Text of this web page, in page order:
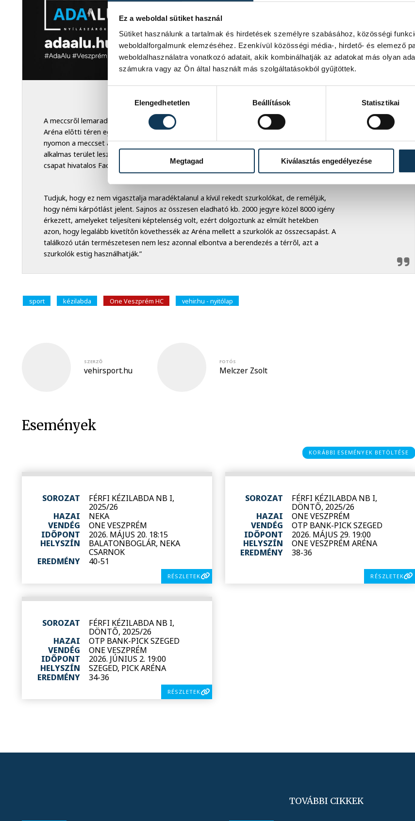
Ez a weboldal sütiket használ
Sütiket használunk a tartalmak és hirdetések személyre szabásához, közösségi
weboldalforgalmunk elemzéséhez. Ezenkívül közösségi média-, hirdető- és elemező
weboldalhasználatra vonatkozó adatait, akik kombinálhatják az adatokat más olyan
számukra vagy az Ön által használt más szolgáltatásokból gyűjtöttek.
Elengedhetetlen
Beállítások Statisztikai
Megtagad Kiválasztás engedélyezése
A meccsről lemaradó szurkolóknak kárpótlást jelenthet, hogy a Telekom segítségével az
Aréna előtti téren egy hatalmas méretű kivetítőn (természetesen ingyenesen) követhetik
nyomon a meccset az érdeklődők. A kivetítő előtt 500 néző (ülőhely) befogadására
alkalmas terület lesz sörpadokkal berendezve! A részletekkel hamarosan jelentkezünk a
csapat hivatalos Facebook oldalán (program stb.).
Tudjuk, hogy ez nem vigasztalja maradéktalanul a kívül rekedt szurkolókat, de reméljük,
hogy némi kárpótlást jelent. Sajnos az összesen eladható kb. 2000 jegyre közel 8000 igény
érkezett, amelyeket teljesíteni képtelenség volt, ezért dolgoztunk az elmúlt hetekben
azon, hogy legalább kivetítőn követhessék az Aréna mellett a szurkolók az összecsapást. A
találkozó után természetesen nem lesz azonnal elbontva a berendezés a térről, azt a
szurkolók estig használhatják.”
sport kézilabda One Veszprém HC vehir.hu - nyitólap
SZERZŐ
vehirsport.hu
FOTÓS
Melczer Zsolt
Események
KORÁBBI ESEMÉNYEK BETÖLTÉSE
SOROZAT
FÉRFI KÉZILABDA NB I,
2025/26
HAZAI
NEKA
VENDÉG
ONE VESZPRÉM
IDŐPONT
2026. MÁJUS 20. 18:15
HELYSZÍN
BALATONBOGLÁR, NEKA
CSARNOK
EREDMÉNY
40-51
RÉSZLETEK
SOROZAT
FÉRFI KÉZILABDA NB I,
DÖNTŐ, 2025/26
HAZAI
ONE VESZPRÉM
VENDÉG
OTP BANK-PICK SZEGED
IDŐPONT
2026. MÁJUS 29. 19:00
HELYSZÍN
ONE VESZPRÉM ARÉNA
EREDMÉNY
38-36
RÉSZLETEK
SOROZAT
FÉRFI KÉZILABDA NB I,
DÖNTŐ, 2025/26
HAZAI
OTP BANK-PICK SZEGED
VENDÉG
ONE VESZPRÉM
IDŐPONT
2026. JÚNIUS 2. 19:00
HELYSZÍN
SZEGED, PICK ARÉNA
EREDMÉNY
34-36
RÉSZLETEK
TOVÁBBI CIKKEK